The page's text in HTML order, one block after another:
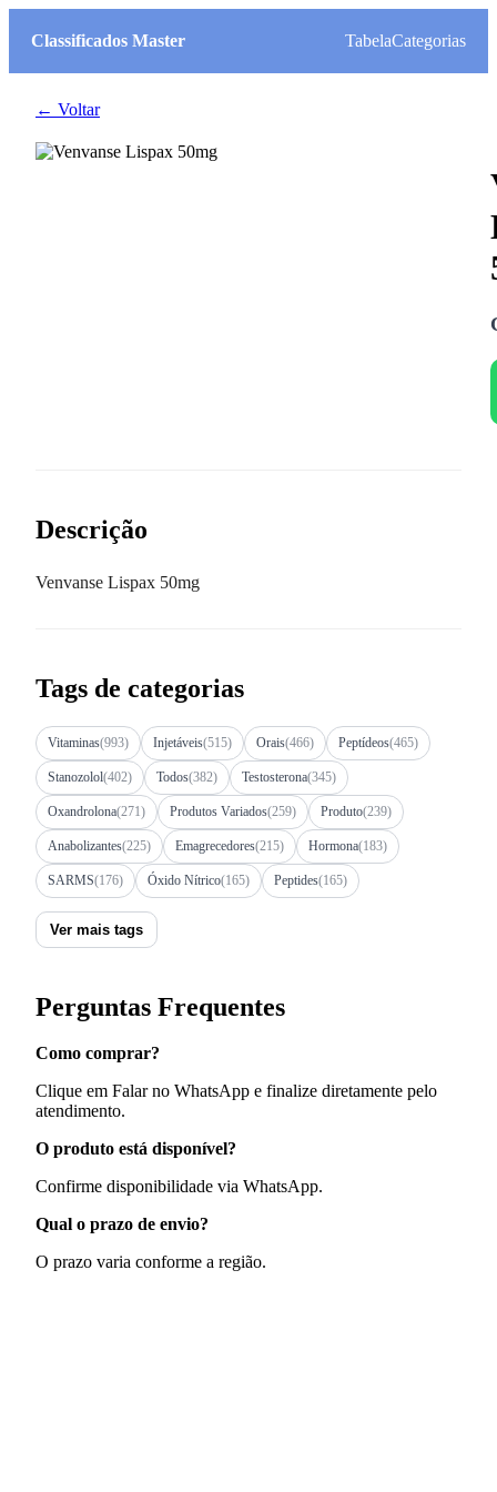
Classificados Master TabelaCategorias
← Voltar
Descrição
Venvanse Lispax 50mg
Tags de categorias
Vitaminas(993) Injetáveis(515) Orais(466) Peptídeos(465)
Stanozolol(402) Todos(382) Testosterona(345)
Oxandrolona(271) Produtos Variados(259) Produto(239)
Anabolizantes(225) Emagrecedores(215) Hormona(183)
SARMS(176) Óxido Nítrico(165) Peptides(165)
Ver mais tags
Perguntas Frequentes
Como comprar?
Clique em Falar no WhatsApp e finalize diretamente pelo
atendimento.
O produto está disponível?
Confirme disponibilidade via WhatsApp.
Qual o prazo de envio?
O prazo varia conforme a região.